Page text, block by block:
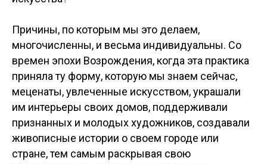
Причины, по которым мы это делаем,
многочисленны, и весьма индивидуальны. Со
времен эпохи Возрождения, когда эта практика
приняла ту форму, которую мы знаем сейчас,
меценаты, увлеченные искусством, украшали
им интерьеры своих домов, поддерживали
признанных и молодых художников, создавали
живописные истории о своем городе или
стране, тем самым раскрывая свою